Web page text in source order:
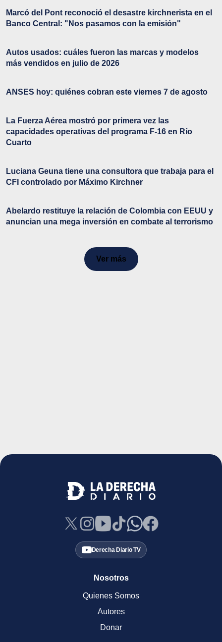
Marcó del Pont reconoció el desastre kirchnerista en el
Banco Central: "Nos pasamos con la emisión"
Autos usados: cuáles fueron las marcas y modelos
más vendidos en julio de 2026
ANSES hoy: quiénes cobran este viernes 7 de agosto
La Fuerza Aérea mostró por primera vez las
capacidades operativas del programa F-16 en Río
Cuarto
Luciana Geuna tiene una consultora que trabaja para el
CFI controlado por Máximo Kirchner
Abelardo restituye la relación de Colombia con EEUU y
anuncian una mega inversión en combate al terrorismo
Ver más
Derecha Diario TV
Nosotros
Quienes Somos
Autores
Donar